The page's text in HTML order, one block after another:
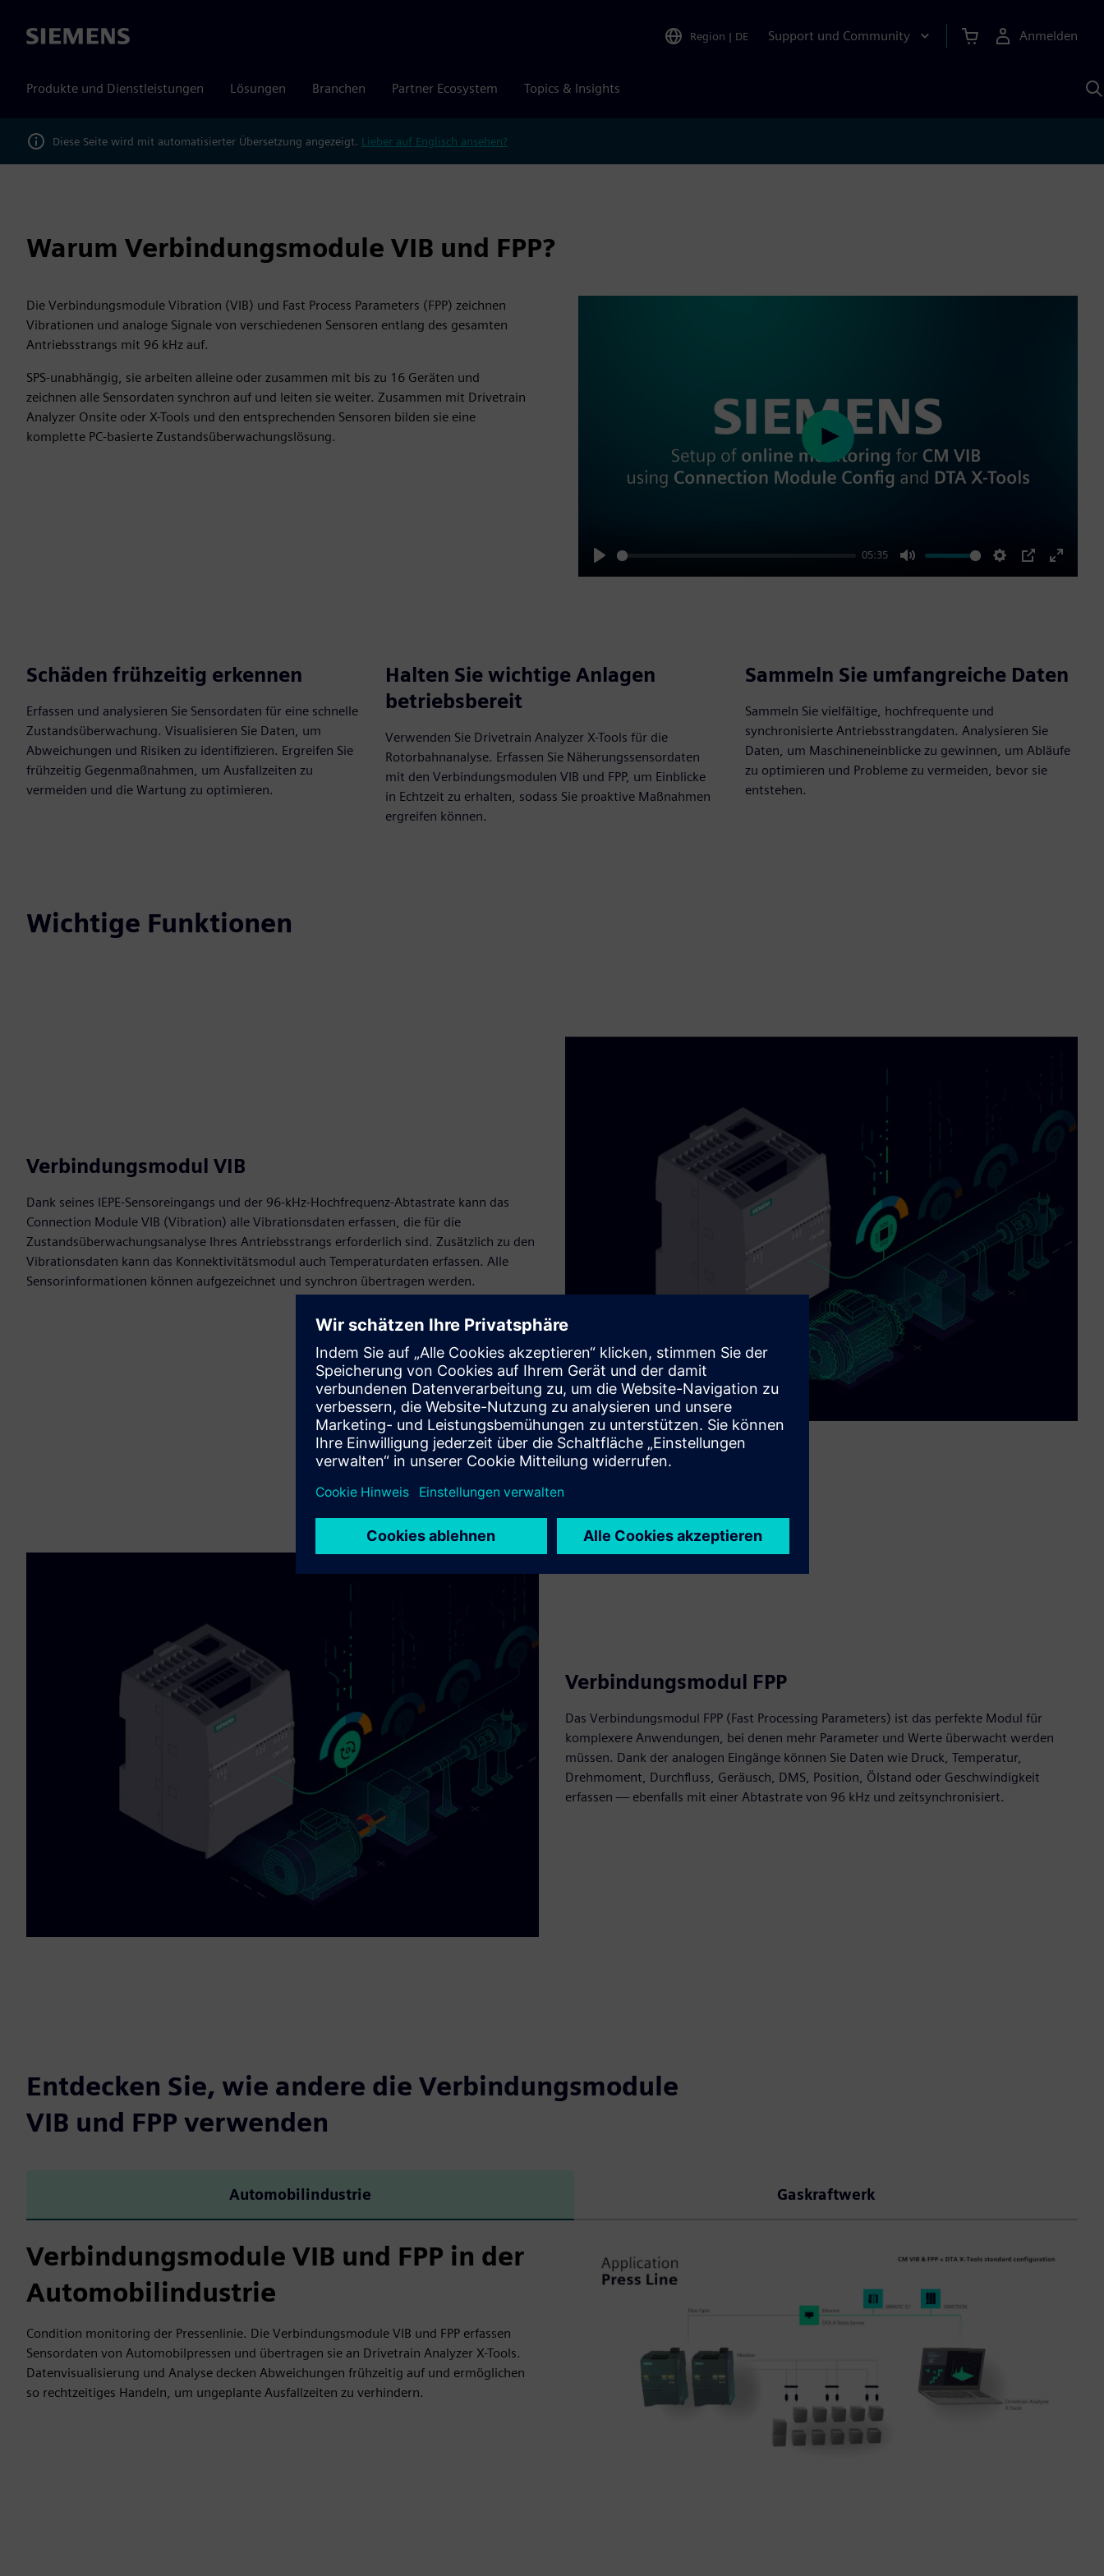
Siemens Region | DE Support und Community Anmelden
Produkte und Dienstleistungen Lösungen Branchen Partner Ecosystem Topics & Insights
KI
Diese Seite wird mit automatisierter Übersetzung angezeigt. Lieber auf Englisch ansehen?
Warum Verbindungsmodule VIB und FPP?
Die Verbindungsmodule Vibration (VIB) und Fast Process Parameters (FPP) zeichnen
Vibrationen und analoge Signale von verschiedenen Sensoren entlang des gesamten
Antriebsstrangs mit 96 kHz auf.
SPS-unabhängig, sie arbeiten alleine oder zusammen mit bis zu 16 Geräten und
zeichnen alle Sensordaten synchron auf und leiten sie weiter. Zusammen mit Drivetrain
Analyzer Onsite oder X-Tools und den entsprechenden Sensoren bilden sie eine
komplette PC-basierte Zustandsüberwachungslösung.
Play
05:35
Mute Settings
PIP
Enter
Play
Schäden frühzeitig erkennen
Erfassen und analysieren Sie Sensordaten für eine schnelle
Zustandsüberwachung. Visualisieren Sie Daten, um
Abweichungen und Risiken zu identifizieren. Ergreifen Sie
frühzeitig Gegenmaßnahmen, um Ausfallzeiten zu
vermeiden und die Wartung zu optimieren.
Halten Sie wichtige Anlagen
betriebsbereit
Verwenden Sie Drivetrain Analyzer X-Tools für die
Rotorbahnanalyse. Erfassen Sie Näherungssensordaten
mit den Verbindungsmodulen VIB und FPP, um Einblicke
in Echtzeit zu erhalten, sodass Sie proaktive Maßnahmen
ergreifen können.
Sammeln Sie umfangreiche Daten
Sammeln Sie vielfältige, hochfrequente und
synchronisierte Antriebsstrangdaten. Analysieren Sie
Daten, um Maschineneinblicke zu gewinnen, um Abläufe
zu optimieren und Probleme zu vermeiden, bevor sie
entstehen.
Wichtige Funktionen
Verbindungsmodul VIB
Dank seines IEPE-Sensoreingangs und der 96-kHz-Hochfrequenz-Abtastrate kann das
Connection Module VIB (Vibration) alle Vibrationsdaten erfassen, die für die
Zustandsüberwachungsanalyse Ihres Antriebsstrangs erforderlich sind. Zusätzlich zu den
Vibrationsdaten kann das Konnektivitätsmodul auch Temperaturdaten erfassen. Alle
Sensorinformationen können aufgezeichnet und synchron übertragen werden.
Verbindungsmodul FPP
Das Verbindungsmodul FPP (Fast Processing Parameters) ist das perfekte Modul für
komplexere Anwendungen, bei denen mehr Parameter und Werte überwacht werden
müssen. Dank der analogen Eingänge können Sie Daten wie Druck, Temperatur,
Drehmoment, Durchfluss, Geräusch, DMS, Position, Ölstand oder Geschwindigkeit
erfassen — ebenfalls mit einer Abtastrate von 96 kHz und zeitsynchronisiert.
Entdecken Sie, wie andere die Verbindungsmodule
VIB und FPP verwenden
Automobilindustrie Gaskraftwerk
Verbindungsmodule VIB und FPP in der
Automobilindustrie
Condition monitoring der Pressenlinie. Die Verbindungsmodule VIB und FPP erfassen
Sensordaten von Automobilpressen und übertragen sie an Drivetrain Analyzer X-Tools.
Datenvisualisierung und Analyse decken Abweichungen frühzeitig auf und ermöglichen
so rechtzeitiges Handeln, um ungeplante Ausfallzeiten zu verhindern.